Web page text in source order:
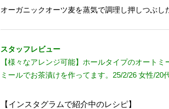
オーガニックオーツ麦を蒸気で調理し押しつぶ
スタッフレビュー
【様々なアレンジ可能】ホールタイプのオート
ミールでお茶漬けを作ってます。25/2/26 女性/20
【インスタグラムで紹介中のレシピ】